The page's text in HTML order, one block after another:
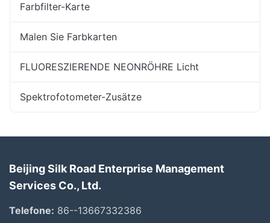
Farbfilter-Karte
Malen Sie Farbkarten
FLUORESZIERENDE NEONRÖHRE Licht
Spektrofotometer-Zusätze
Beijing Silk Road Enterprise Management
Services Co., Ltd.
Telefone: 86--13667332386